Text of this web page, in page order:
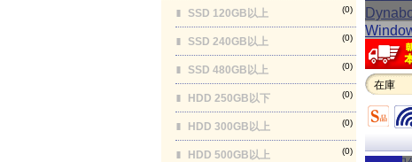
SSD 120GB以上 (0)
SSD 240GB以上 (0)
SSD 480GB以上 (0)
HDD 250GB以下 (0)
HDD 300GB以上 (0)
HDD 500GB以上 (0)
在庫